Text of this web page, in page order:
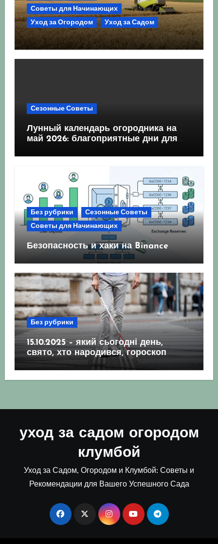
Советы для Начинающих
Уход за Огородом
Уход за Садом
Агрокультура України осінь 2026:
Сезонные Советы
Лунный календарь огородника на
май 2026: благоприятные дни для
Без рубрики
Сезонные Советы
Советы для Начинающих
Безопасность и хаки на Binance
Без рубрики
15.10.2025 – який сьогодні день,
свято, хто народився, гороскоп
уход за садом огородом
клумбой
Уход за Садом, Огородом и Клумбой: Советы и
Рекомендации для Вашего Успешного Сада